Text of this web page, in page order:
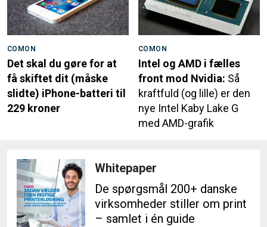
COMON
Det skal du gøre for at
få skiftet dit (måske
slidte) iPhone-batteri til
229 kroner
COMON
Intel og AMD i fælles
front mod Nvidia: Så
kraftfuld (og lille) er den
nye Intel Kaby Lake G
med AMD-grafik
Whitepaper
De spørgsmål 200+ danske
virksomheder stiller om print
– samlet i én guide